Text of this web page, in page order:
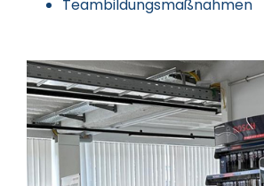
Teambildungsmaßnahmen